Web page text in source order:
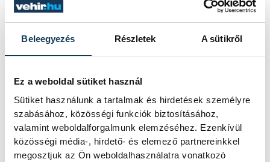
Beleegyezés Részletek A sütikről
Ez a weboldal sütiket használ
Sütiket használunk a tartalmak és hirdetések személyre
szabásához, közösségi funkciók biztosításához,
valamint weboldalforgalmunk elemzéséhez. Ezenkívül
közösségi média-, hirdető- és elemező partnereinkkel
megosztjuk az Ön weboldalhasználatra vonatkozó
hogy az ember végzi tisztességesen a
munkáját, és azt, hogy ezt észreveszik a
mindennapokban, azt sejti – de hogy
megható" – fogalmazott dr. Imre Piroska.
Felhívta a figyelmet arra, hogy az ő
munkája nem egyéni műfaj, egy nagyon jó
csapattal érték el azt, amit most itt ő
megjelenít. A főorvos köszönetet mondott